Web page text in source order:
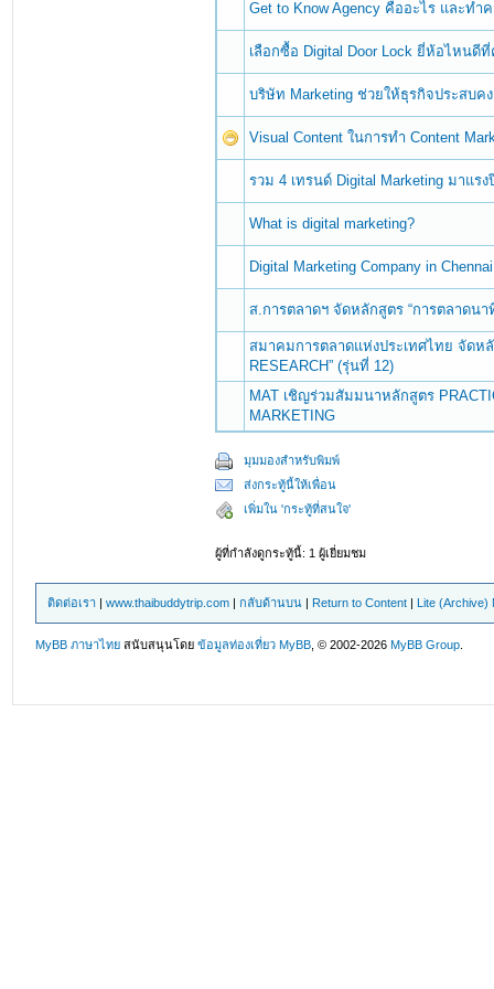
Get to Know Agency คืออะไร และทำ
เลือกซื้อ Digital Door Lock ยี่ห้อไหน
บริษัท Marketing ช่วยให้ธุรกิจประสบคง
Visual Content ในการทำ Content
รวม 4 เทรนด์ Digital Marketing มาแร
What is digital marketing?
Digital Marketing Company in Chennai
ส.การตลาดฯ จัดหลักสูตร “การตลาดนา
สมาคมการตลาดแห่งประเทศไทย จัดหลั
RESEARCH” (รุ่นที่ 12)
MAT เชิญร่วมสัมมนาหลักสูตร
MARKETING
มุมมองสำหรับพิมพ์
ส่งกระทู้นี้ให้เพื่อน
เพิ่มใน 'กระทู้ที่สนใจ'
ผู้ที่กำลังดูกระทู้นี้: 1 ผู้เยี่ยมชม
ติดต่อเรา |www.thaibuddytrip.com |กลับด้านบน | Return to Content | Lite (Archive)
MyBB ภาษาไทย สนับสนุนโดยข้อมูลท่องเที่ยว MyBB , © 2002-2026MyBB Group